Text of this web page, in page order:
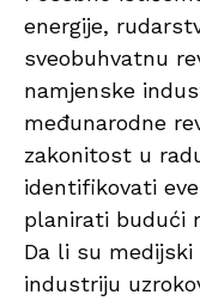
energije,
sveobuhvatnu
namjenske
međunarodne
zakonitost u
identifikovati
planirati budući
Da li su
industriju